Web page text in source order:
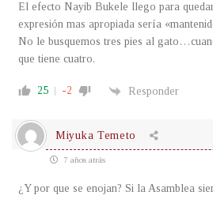
El efecto Nayib Bukele llego para
expresión mas apropiada sería
No le busquemos tres pies al
que tiene cuatro.
25 -2 Responder
Miyuka Temeto
7 años atrás
¿Y por que se enojan? Si la Asamblea